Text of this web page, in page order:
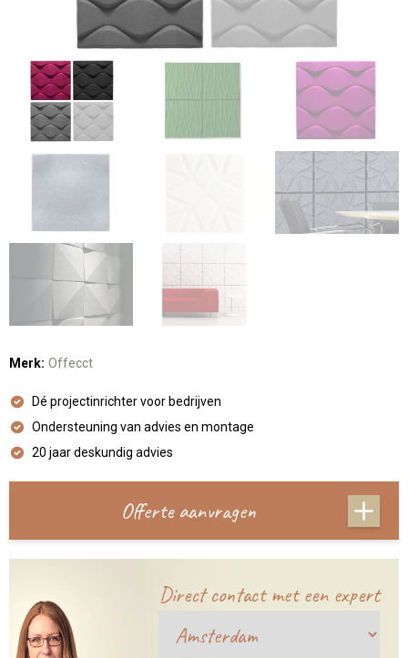
Merk: Offecct
Dé projectinrichter voor bedrijven
Ondersteuning van advies en montage
20 jaar deskundig advies
Offerte aanvragen
Direct contact met een expert